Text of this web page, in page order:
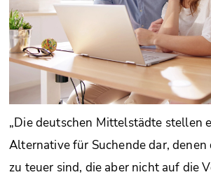
„Die deutschen Mittelstädte stellen
Alternative für Suchende dar, denen
zu teuer sind, die aber nicht auf die